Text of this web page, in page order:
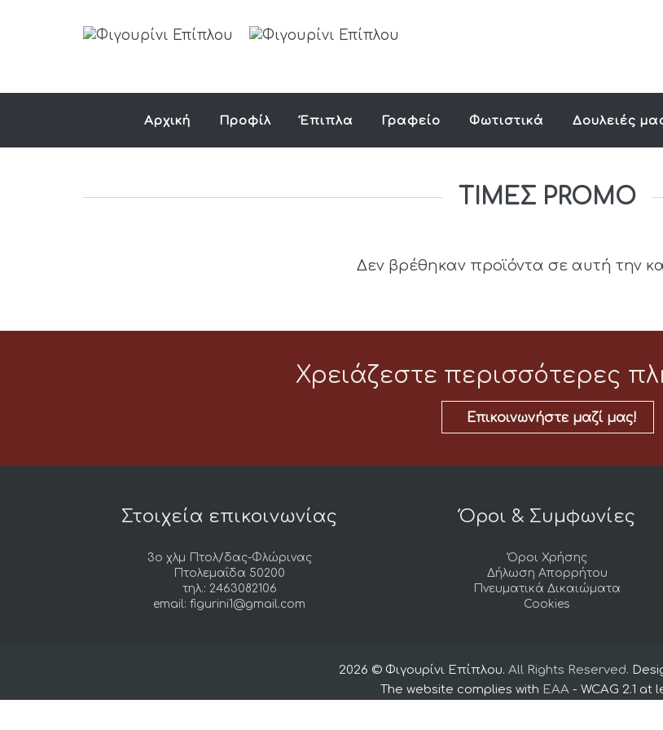
Αρχική Προφίλ Έπιπλα Γραφείο Φωτιστικά Δουλειές
ΤΙΜΕΣ PROMO
Δεν βρέθηκαν προϊόντα σε αυτή την
Χρειάζεστε περισσότερες
Επικοινωνήστε μαζί μας!
Στοιχεία επικοινωνίας
3ο χλμ Πτολ/δας-Φλώρινας
Πτολεμαΐδα 50200
τηλ.: 2463082106
email: figurini1@gmail.com
Όροι & Συμφωνίες
Όροι Χρήσης
Δήλωση Απορρήτου
Πνευματικά Δικαιώματα
Cookies
2026 © Φιγουρίνι Επίπλου. All Rights Reserved.
The website complies with EAA- WCAG 2.1 at